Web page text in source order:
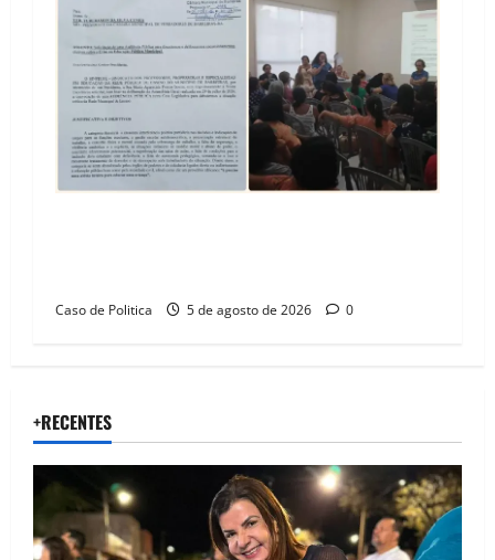
Caso de Politica 5 de agosto de 2026 0
+RECENTES